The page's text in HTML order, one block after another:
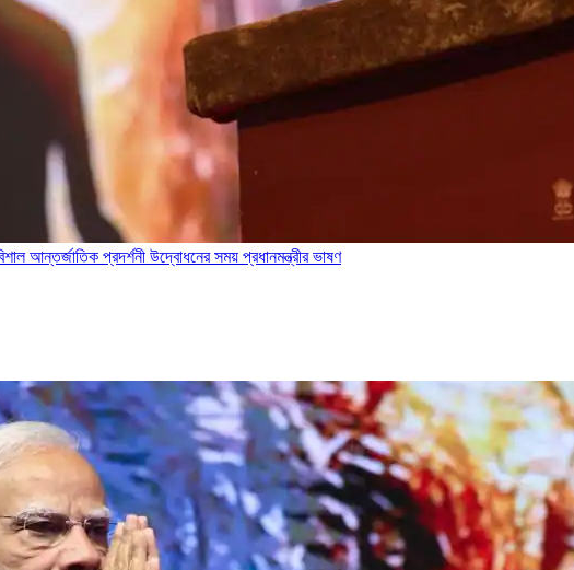
আন্তর্জাতিক প্রদর্শনী উদ্বোধনের সময় প্রধানমন্ত্রীর ভাষণ